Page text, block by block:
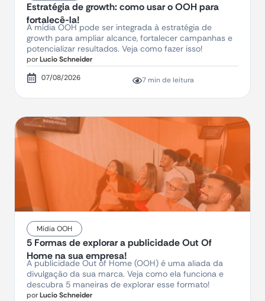
Estratégia de growth: como usar o OOH para
fortalecê-la!
A mídia OOH pode ser integrada à estratégia de
growth para ampliar alcance, fortalecer campanhas e
potencializar resultados. Veja como fazer isso!
porLucio Schneider
07/08/2026
7 min de leitura
Mídia OOH
5 Formas de explorar a publicidade Out Of
Home na sua empresa!
A publicidade Out of Home (OOH) é uma aliada da
divulgação da sua marca. Veja como ela funciona e
descubra 5 maneiras de explorar esse formato!
porLucio Schneider